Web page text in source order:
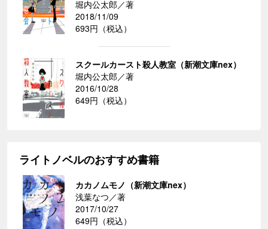
堀内公太郎／著
2018/11/09
693円（税込）
スクールカースト殺人教室（新潮文庫nex）
堀内公太郎／著
2016/10/28
649円（税込）
ライトノベルのおすすめ書籍
カカノムモノ（新潮文庫nex）
浅葉なつ／著
2017/10/27
649円（税込）